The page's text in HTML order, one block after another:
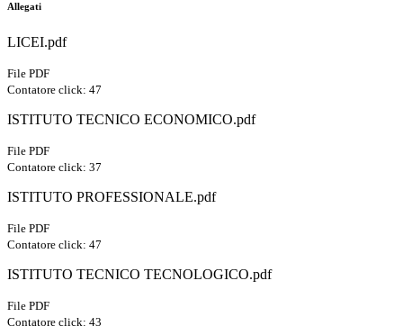
Allegati
LICEI.pdf
File PDF
Contatore click: 47
ISTITUTO TECNICO ECONOMICO.pdf
File PDF
Contatore click: 37
ISTITUTO PROFESSIONALE.pdf
File PDF
Contatore click: 47
ISTITUTO TECNICO TECNOLOGICO.pdf
File PDF
Contatore click: 43